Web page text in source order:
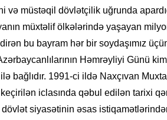
və müstəqil dövlətçilik uğrunda
müxtəlif ölkələrində yaşayan
bu bayram hər bir soydaşımız
Həmrəyliyi Günü
bağlıdır. 1991-ci ildə Naxçıvan
iclasında qəbul edilən tarixi
dövlət siyasətinin əsas